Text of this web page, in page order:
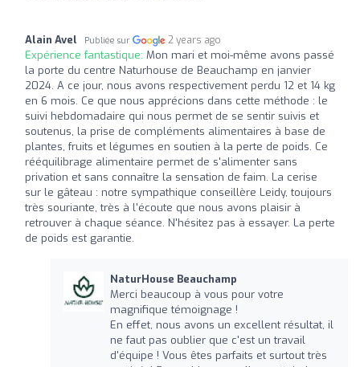
Alain Avel Publiée sur 2 years ago
Expérience fantastique: Mon mari et moi-même avons passé
la porte du centre Naturhouse de Beauchamp en janvier
2024. A ce jour, nous avons respectivement perdu 12 et 14 kg
en 6 mois. Ce que nous apprécions dans cette méthode : le
suivi hebdomadaire qui nous permet de se sentir suivis et
soutenus, la prise de compléments alimentaires à base de
plantes, fruits et légumes en soutien à la perte de poids. Ce
rééquilibrage alimentaire permet de s'alimenter sans
privation et sans connaître la sensation de faim. La cerise
sur le gâteau : notre sympathique conseillère Leidy, toujours
très souriante, très à l'écoute que nous avons plaisir à
retrouver à chaque séance. N'hésitez pas à essayer. La perte
de poids est garantie.
NaturHouse Beauchamp
Merci beaucoup à vous pour votre
magnifique témoignage !
En effet, nous avons un excellent résultat, il
ne faut pas oublier que c'est un travail
d'équipe ! Vous êtes parfaits et surtout très